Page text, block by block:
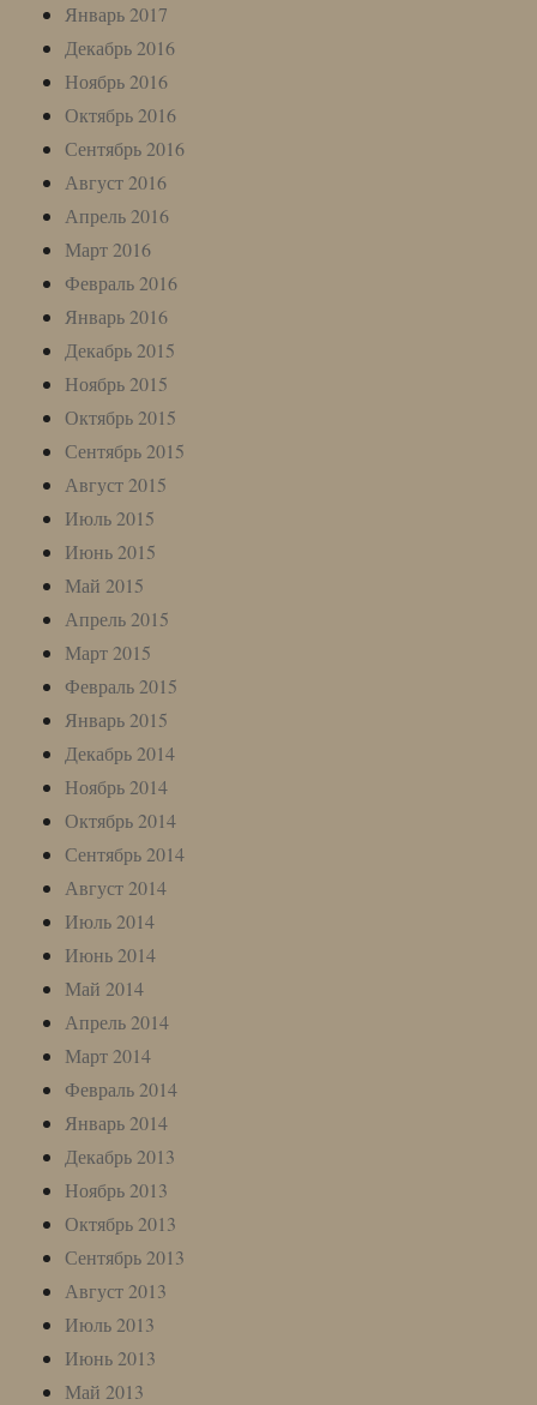
Январь 2017
Декабрь 2016
Ноябрь 2016
Октябрь 2016
Сентябрь 2016
Август 2016
Апрель 2016
Март 2016
Февраль 2016
Январь 2016
Декабрь 2015
Ноябрь 2015
Октябрь 2015
Сентябрь 2015
Август 2015
Июль 2015
Июнь 2015
Май 2015
Апрель 2015
Март 2015
Февраль 2015
Январь 2015
Декабрь 2014
Ноябрь 2014
Октябрь 2014
Сентябрь 2014
Август 2014
Июль 2014
Июнь 2014
Май 2014
Апрель 2014
Март 2014
Февраль 2014
Январь 2014
Декабрь 2013
Ноябрь 2013
Октябрь 2013
Сентябрь 2013
Август 2013
Июль 2013
Июнь 2013
Май 2013